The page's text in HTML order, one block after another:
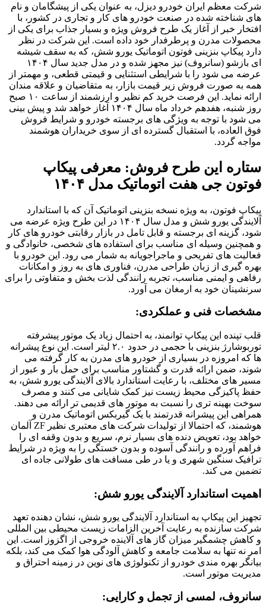
شرکت معظم ایران خودرو دیزل، به عنوان یکی از پیشگامان و نام
های شناخته شده در صنعت خودرو های کار و تجاری در کشور، با
افتخار خبر از آغاز یک طرح فروش ویژه و بسیار جذاب برای یکی از
محصولات مدرن و پرطرفدار خود داده است. این شرکت در نظر
دارد پیکاپ بنزینی فوتون اتوماتیک یورو شش، که به سقف شیشه
ای بازشو (سانروف) نیز مجهز شده و در مدل جدید سال ۱۴۰۴
عرضه می شود را با شرایطی استثنایی و قیمتی قطعی، و مهمتر از
همه به صورت فروش زیر قیمت بازار، به متقاضیان و علاقه مندان
ارائه نماید. این فرصت خرید کم نظیر و ارزشمند از ساعت ۱۰ صبح
روز شنبه، هفدهم خرداد ماه سال ۱۴۰۴ آغاز خواهد شد و پیش بینی
می شود با توجه به ویژگی های برجسته خودرو و شرایط فروش
فوق العاده، با استقبال گسترده ای از سوی خریداران هوشمند
مواجه گردد.
ستاره این طرح فروش: معرفی پیکاپ
فوتون جی هفت اتوماتیک مدل ۱۴۰۴
پیکاپ فوتون، به ویژه نسخه بنزینی اتوماتیک آن که با استاندارد
آلایندگی یورو شش و مدل سال ۱۴۰۴ در این طرح ویژه عرضه می
شود، گزینه ای برجسته و قابل تامل در بازار رقابتی خودرو های کار
و همچنین وسیله ای مناسب برای استفاده های شخصی، خانوادگی و
فعالیت های تفریحی و ماجراجویانه به شمار می رود. این خودرو با
بهره گیری از زبان طراحی مدرن، فناوری های به روز و امکانات
رفاهی و ایمنی مناسب، تجربه رانندگی لذت بخش و متفاوتی را برای
سرنشینان خود به ارمغان می آورد.
مشخصات فنی و عملکردی:
قلب تپنده این پیکاپ توانمند، به احتمال زیاد یک موتور پیشرفته
توربوشارژ بنزینی با حجمی در حدود ۲.۰ لیتر است. این نوع پیشرانه
ها که امروزه در بسیاری از خودرو های مدرن به کار گرفته می
شوند، ضمن ارائه قدرت و گشتاور مناسب برای حمل بار و عبور از
مسیر های مختلف، با رعایت استاندارد بالای آلایندگی یورو شش، به
حفظ پاکیزگی محیط زیست نیز کمک شایانی می کنند و مصرف
سوخت بهینه تری را نسبت به موتور های قدیمی تر ارائه می دهند.
همراهی این پیشرانه قدرتمند با یک گیربکس اتوماتیک مدرن و
هوشمند، که احتمالا از تولیدات شرکت های معتبری نظیر ZF آلمان
خواهد بود، تعویض دنده های بسیار نرم، سریع و بدون وقفه ای را
فراهم آورده و رانندگی آسوده و بدون خستگی را به ویژه در شرایط
ترافیک سنگین شهری و یا در طی مسافت های طولانی جاده ای
تضمین می کند.
اهمیت استاندارد آلایندگی یورو شش:
تجهیز این پیکاپ به استاندارد آلایندگی یورو شش، نشان دهنده تعهد
شرکت سازنده به رعایت آخرین الزامات زیست محیطی بین المللی
و کاهش چشمگیر میزان گاز های آلاینده خروجی از اگزوز است. این
امر نه تنها به سلامت جامعه و کاهش آلودگی هوا کمک می کند، بلکه
بیانگر بهره مندی خودرو از تکنولوژی های نوین در زمینه احتراق و
مدیریت موتور است.
سانروف، لمسی از تجمل و کارایی: